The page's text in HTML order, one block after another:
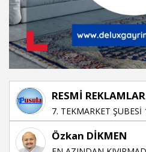
RESMİ REKLAMLAR
7. TEKMARKET ŞUBESİ
Özkan DİKMEN